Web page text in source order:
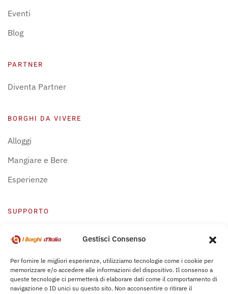
Gestisci Consenso
Per fornire le migliori esperienze, utilizziamo tecnologie come i cookie per
memorizzare e/o accedere alle informazioni del dispositivo. Il consenso a
queste tecnologie ci permetterà di elaborare dati come il comportamento di
navigazione o ID unici su questo sito. Non acconsentire o ritirare il
Eventi
Blog
PARTNER
Diventa Partner
BORGHI DA VIVERE
Alloggi
Mangiare e Bere
Esperienze
SUPPORTO
Centro Supporto
Leggi Bochure